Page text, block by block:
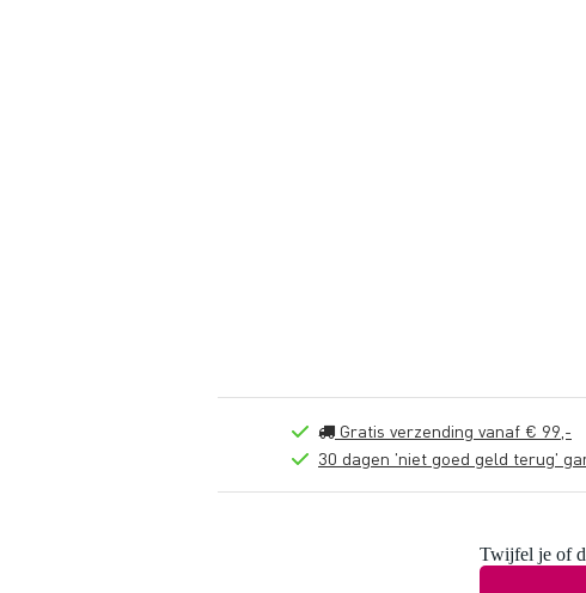
Gratis verzending vanaf € 99,-
30 dagen 'niet goed geld terug'
Twijfel je of